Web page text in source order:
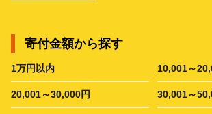
寄付金額から探す
1万円以内 10,001～
20,001～30,000円 30,001～